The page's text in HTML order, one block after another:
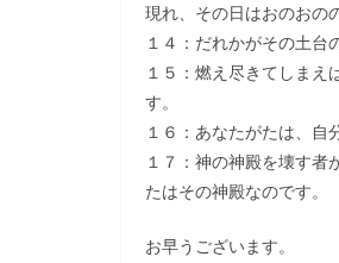
現れ、その日はおのおの
１４：だれかがその土台
１５：燃え尽きてしまえ
す。
１６：あなたがたは、自
１７：神の神殿を壊す者
たはその神殿なのです。
お早うございます。